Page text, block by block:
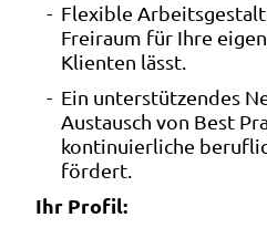
Flexible
Freiraum für Ihre
Klienten lässt.
Ein unterstützendes
Austausch von Best
kontinuierliche
fördert.
Ihr Profil: